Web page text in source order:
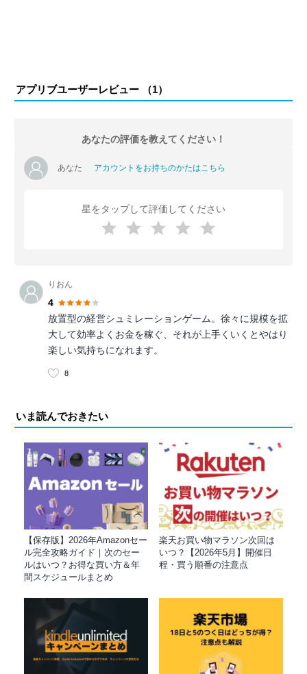
アプリブユーザーレビュー （1）
あなたの評価を教えてください！
あなた アカウントをお持ちのかたはこちら
星をタップして評価してください
りおん
4
放置型の経営シュミレーションゲーム。徐々に規模を拡
大して効率よくお金を稼ぐ、それが上手くいくとやはり
楽しい気持ちになれます。
8
いま読んでおきたい
【保存版】2026年Amazonセー
ル完全攻略ガイド｜次のセー
ルはいつ？お得な買い方＆年
間スケジュールまとめ
楽天お買い物マラソン次回は
いつ？【2026年5月】開催日
程・買う順番の注意点